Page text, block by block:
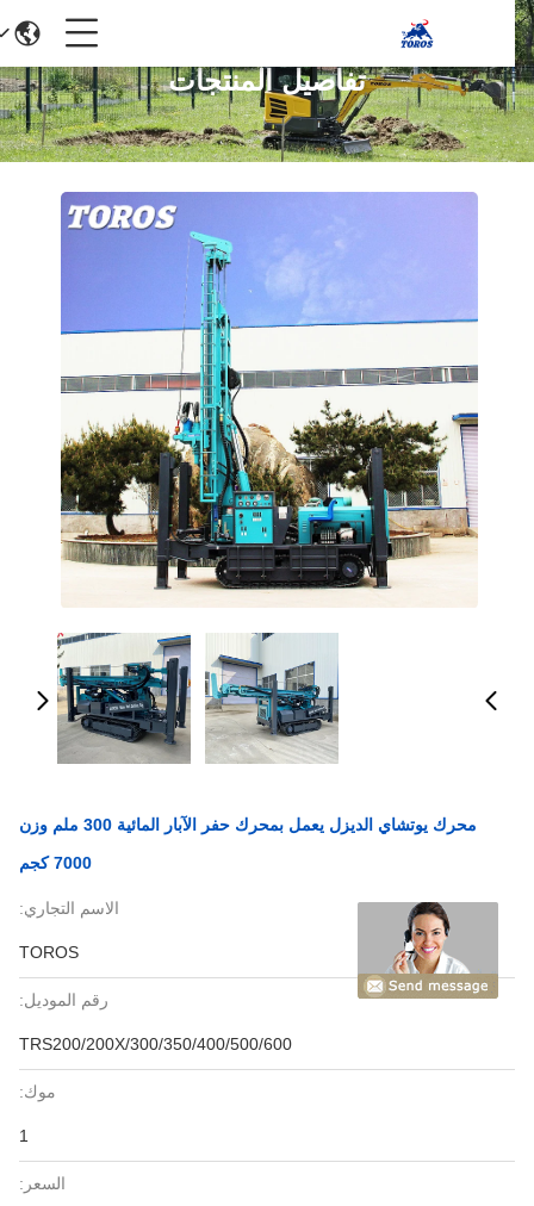
تفاصيل المنتجات
محرك يوتشاي الديزل يعمل بمحرك حفر الآبار المائية 300 ملم وزن
7000 كجم
الاسم التجاري:
TOROS
رقم الموديل:
TRS200/200X/300/350/400/500/600
موك:
السعر: